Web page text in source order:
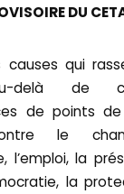
DU
qui
delà de
de points
le
l’emploi, la
la